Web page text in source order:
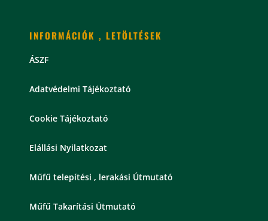
INFORMÁCIÓK , LETÖLTÉSEK
ÁSZF
Adatvédelmi Tájékoztató
Cookie Tájékoztató
Elállási Nyilatkozat
Műfű telepítési , lerakási Útmutató
Műfű Takarítási Útmutató